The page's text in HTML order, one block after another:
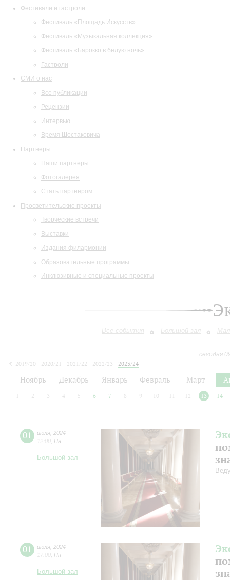
Фестивали и гастроли
Фестиваль «Площадь Искусств»
Фестиваль «Музыкальная коллекция»
Фестиваль «Барокко в белую ночь»
Гастроли
СМИ о нас
Все публикации
Рецензии
Интервью
Время Шостаковича
Партнеры
Наши партнеры
Фотогалерея
Стать партнером
Просветительские проекты
Творческие встречи
Выставки
Издания филармонии
Образовательные программы
Инклюзивные и специальные проекты
Все события Большой зал
сегодня
2019/20
2020/21 2021/22 2022/23
2023/24
Ноябрь Декабрь Январь Февраль Март
2 3 4 5 6 7 8 9 10 12 13 14
01 июля 2024
12:00 Пн
Большой зал
01 июля 2024
17:00 Пн
Большой зал